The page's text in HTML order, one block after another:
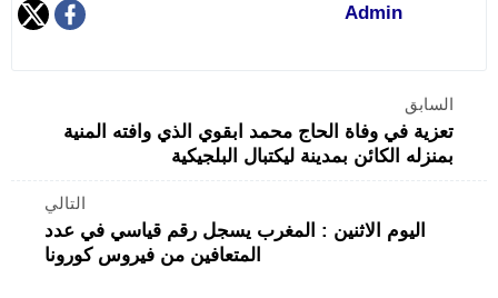
Admin
السابق
تعزية في وفاة الحاج محمد ابقوي الذي وافته المنية
بمنزله الكائن بمدينة ليكتبال البلجيكية
التالي
اليوم الاثنين : المغرب يسجل رقم قياسي في عدد
المتعافين من فيروس كورونا